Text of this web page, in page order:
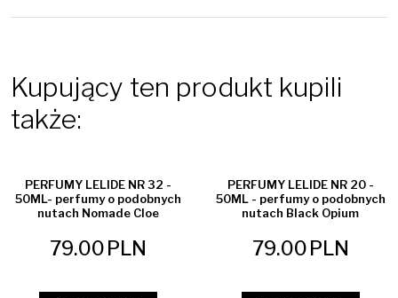
Kupujący ten produkt kupili
także:
PERFUMY LELIDE NR 32 -
50ML- perfumy o podobnych
nutach Nomade Cloe
79.00PLN
PERFUMY LELIDE NR 20 -
50ML - perfumy o podobnych
nutach Black Opium
79.00PLN